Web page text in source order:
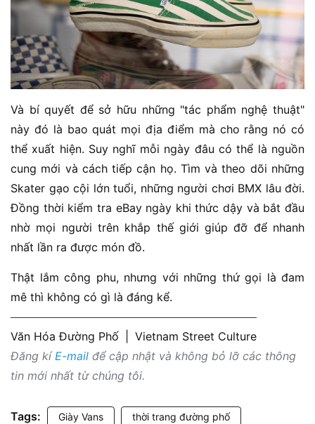
Và bí quyết để sở hữu những "tác phẩm nghệ thuật"
này đó là bao quát mọi địa điểm mà cho rằng nó có
thể xuất hiện. Suy nghĩ mỗi ngày đâu có thể là nguồn
cung mới và cách tiếp cận họ. Tìm và theo dõi những
Skater gạo cội lớn tuổi, những người chơi BMX lâu đời.
Đồng thời kiểm tra eBay ngày khi thức dậy và bắt đầu
nhờ mọi người trên khắp thế giới giúp đỡ để nhanh
nhất lần ra được món đồ.
Thật lắm công phu, nhưng với những thứ gọi là đam
mê thì không có gì là đáng kể.
Văn Hóa Đường Phố
Vietnam Street Culture
Đăng kí E-mail để cập nhật và không bỏ lỡ các thông
tin mới nhất từ chúng tôi.
Tags: Giày Vans thời trang đường phố